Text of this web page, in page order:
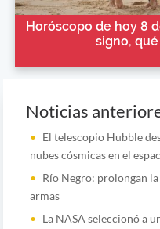
Horóscopo de hoy 8
signo,
Noticias
El telescopio Hubble
nubes cósmicas en el
Río Negro: prolongan
armas
La NASA seleccionó a